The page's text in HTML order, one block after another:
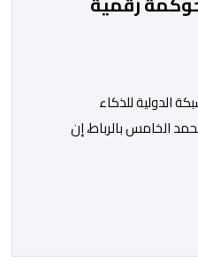
الدولية للذكاء
الخامس بالرباط، إن
الدولية المرتبطة
في ما يتعلق
ومكافحة التضليل،
وأوضحت رومات، خلال